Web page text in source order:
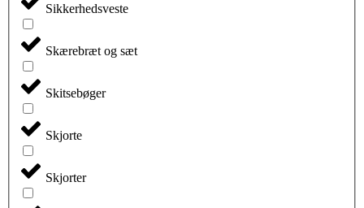
Sikkerhedsveste
Skærebræt og sæt
Skitsebøger
Skjorte
Skjorter